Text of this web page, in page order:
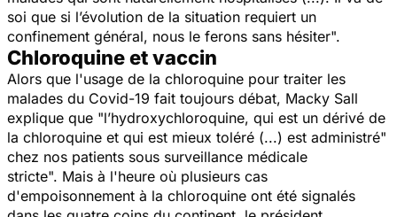
soi que si l’évolution de la situation requiert un
confinement général, nous le ferons sans hésiter".
Chloroquine et vaccin
Alors que l'usage de la chloroquine pour traiter les
malades du Covid-19 fait toujours débat, Macky Sall
explique que "l’hydroxychloroquine, qui est un dérivé de
la chloroquine et qui est mieux toléré (...) est administré"
chez nos patients sous surveillance médicale
stricte". Mais à l'heure où plusieurs cas
d'empoisonnement à la chloroquine ont été signalés